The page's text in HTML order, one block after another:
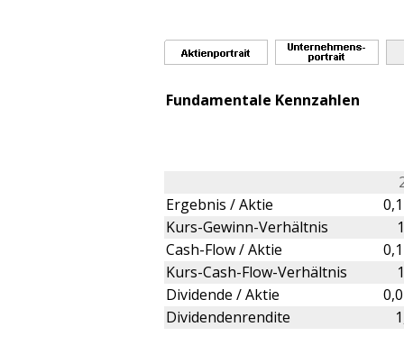
Fundamentale Kennzahlen
Ergebnis / Aktie
Kurs-Gewinn-Verhältnis
Cash-Flow / Aktie
Kurs-Cash-Flow-Verhältnis
Dividende / Aktie
Dividendenrendite